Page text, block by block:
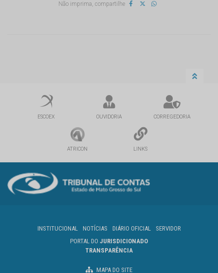
Não imprima, compartilhe
ESCOEX OUVIDORIA CORREGEDORIA
ATRICON LINKS
INSTITUCIONAL NOTÍCIAS DIÁRIO OFICIAL
SERVIDOR
PORTAL DO JURISDICIONADO
TRANSPARÊNCIA
MAPA DO SITE